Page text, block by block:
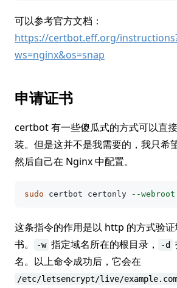
可以参考官方文档：
https://certbot.eff.org/
ws=nginx&os=snap
申请证书
certbot 有一些傻瓜式的方式可以直
装。但是这并不是我需要的，我只希
然后自己在 Nginx 中配置。
sudo certbot certonly --webroot
这条指令的作用是以 http 的方式验
书。
-w 指定域名所在的根目录， -d
名。以上命令成功后，它会在
/etc/letsencrypt/live/